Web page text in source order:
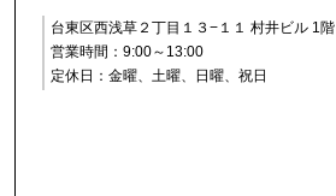
台東区西浅草２丁目１３−１１ 村井ビル 1階
営業時間：9:00～13:00
定休日：金曜、土曜、日曜、祝日